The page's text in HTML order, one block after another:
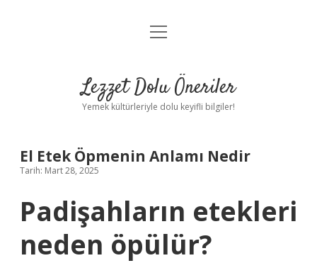
Anasayfa
Yasal Uyarı
menüyü
Lezzet Dolu Öneriler
Yemek kültürleriyle dolu keyifli bilgiler!
El Etek Öpmenin Anlamı Nedir
Tarih: Mart 28, 2025
Padişahların etekleri
neden öpülür?